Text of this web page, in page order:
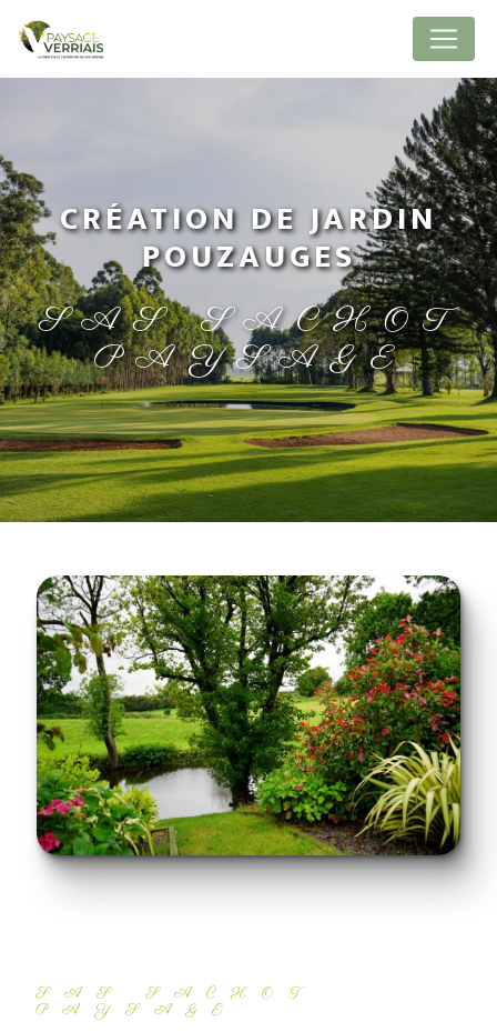
CRÉATION DE JARDIN
POUZAUGES
SAS SACHOT
PAYSAGE
SAS SACHOT
PAYSAGE